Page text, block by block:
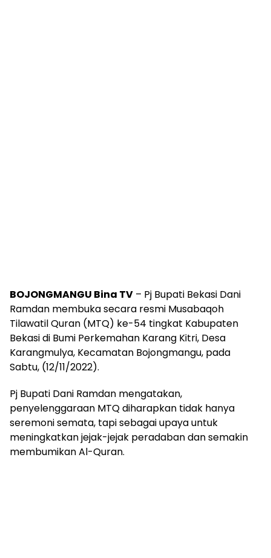
BOJONGMANGU Bina TV – Pj Bupati Bekasi Dani
Ramdan membuka secara resmi Musabaqoh
Tilawatil Quran (MTQ) ke-54 tingkat Kabupaten
Bekasi di Bumi Perkemahan Karang Kitri, Desa
Karangmulya, Kecamatan Bojongmangu, pada
Sabtu, (12/11/2022).
Pj Bupati Dani Ramdan mengatakan,
penyelenggaraan MTQ diharapkan tidak hanya
seremoni semata, tapi sebagai upaya untuk
meningkatkan jejak-jejak peradaban dan semakin
membumikan Al-Quran.